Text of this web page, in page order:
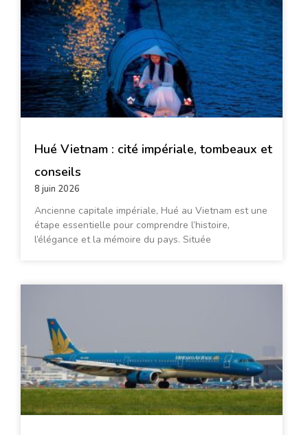
Hué Vietnam : cité impériale, tombeaux et
conseils
8 juin 2026
Ancienne capitale impériale, Hué au Vietnam est une
étape essentielle pour comprendre l’histoire,
l’élégance et la mémoire du pays. Située